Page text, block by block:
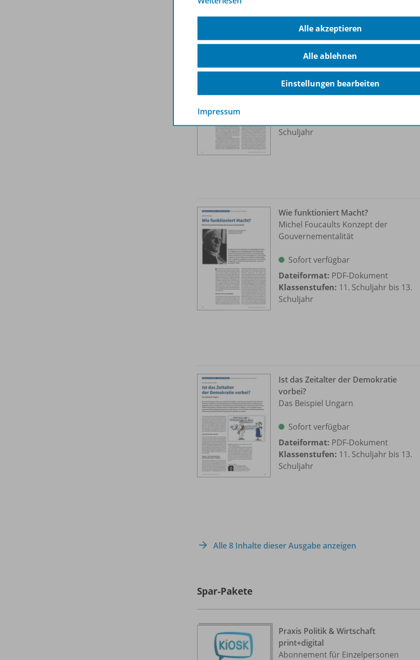
Weitere Inhalte der Ausgabe
Politik begründen.
Moderne Theorien in der Schule
Sofort verfügbar
Schuljahr
Wie funktioniert Macht?
Michel Foucaults Konzept der
Gouvernementalität
Sofort verfügbar
Dateiformat: PDF-Dokument
Klassenstufen: 11. Schuljahr bis 13.
Schuljahr
Ist das Zeitalter der Demokratie
vorbei?
Das Beispiel Ungarn
Sofort verfügbar
Dateiformat: PDF-Dokument
Klassenstufen: 11. Schuljahr bis 13.
Schuljahr
Alle 8 Inhalte dieser Ausgabe anzeigen
Spar-Pakete
Praxis Politik & Wirtschaft
print+digital
Abonnement für Einzelpersonen
Alle akzeptieren
Alle ablehnen
Einstellungen bearbeiten
Impressum